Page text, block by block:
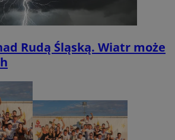
Rudą Śląską. Wiatr może